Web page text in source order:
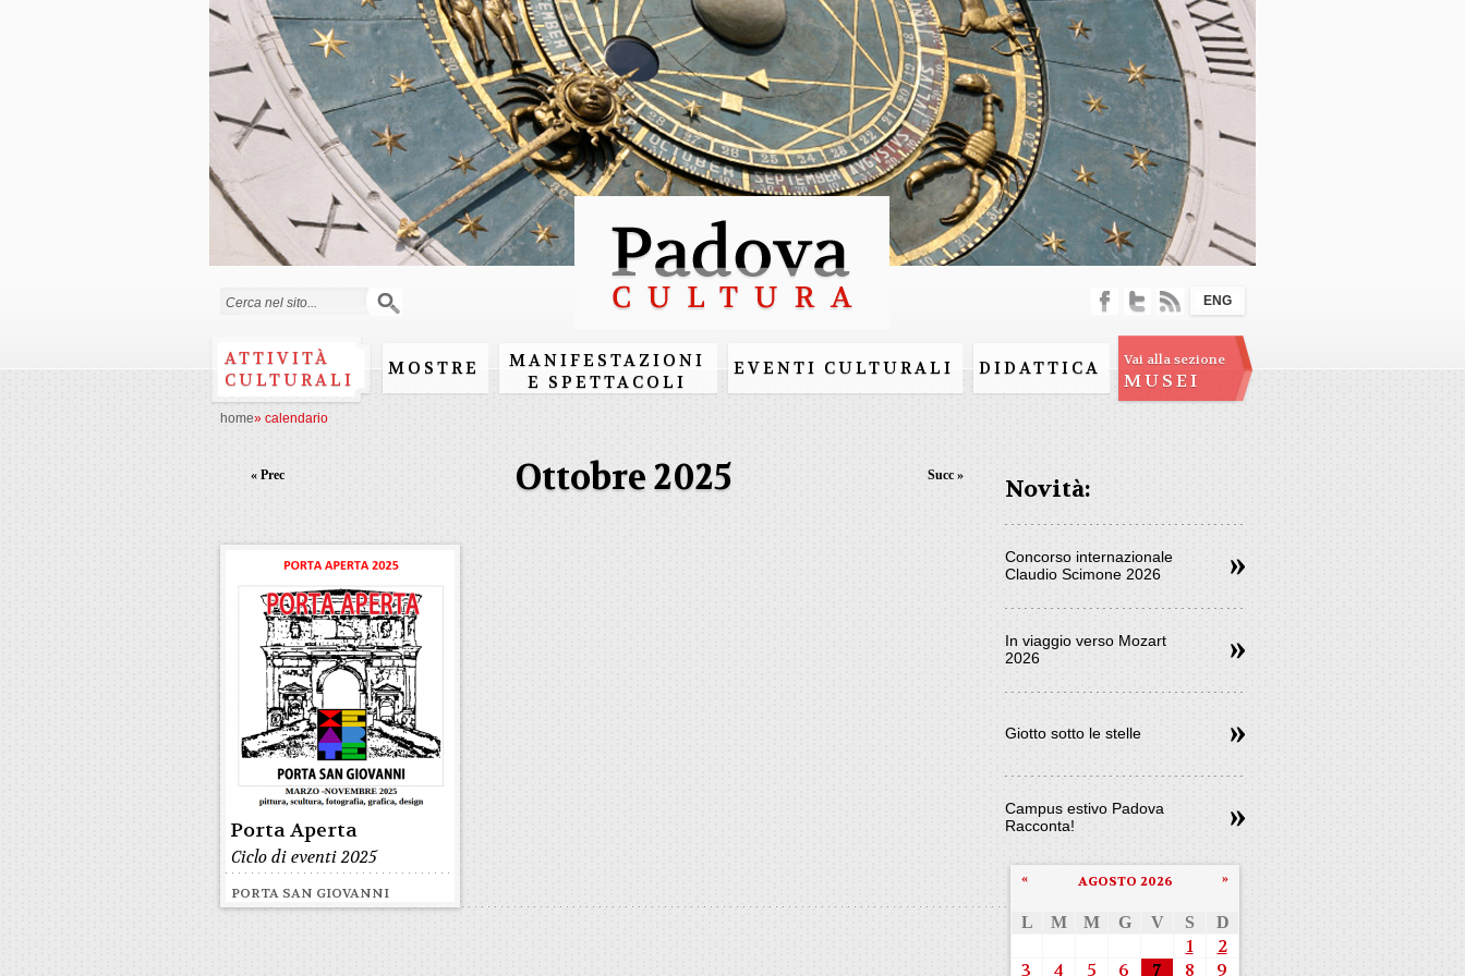
Salta al
contenuto
principale
Form di ricerca
ATTIVITÀ
CULTURALI
MOSTRE
MANIFESTAZIONI
E SPETTACOLI
EVENTI CULTURALI DIDATTICA Vai alla sezione
MUSEI
ENG
home» calendario
Ottobre 2025
« Prec Succ »
Porta Aperta
Ciclo di eventi 2025
PORTA SAN GIOVANNI
Novità:
Concorso internazionale
Claudio Scimone 2026
In viaggio verso Mozart
2026
Giotto sotto le stelle
Campus estivo Padova
Racconta!
AGOSTO 2026
« »
L M M G V S D
1
2
3
4 5 6 7 8 9